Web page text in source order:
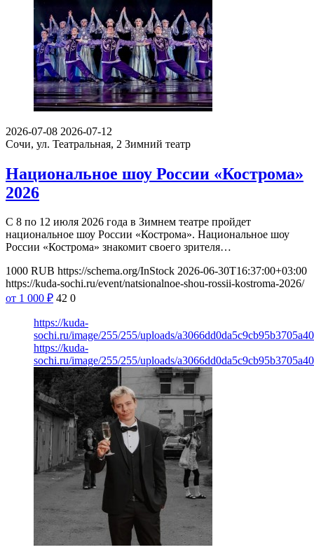
2026-07-08 2026-07-12
Сочи, ул. Театральная, 2 Зимний театр
Национальное шоу России «Кострома»
2026
С 8 по 12 июля 2026 года в Зимнем театре пройдет
национальное шоу России «Кострома». Национальное шоу
России «Кострома» знакомит своего зрителя…
1000 RUB https://schema.org/InStock 2026-06-30T16:37:00+03:00
https://kuda-sochi.ru/event/natsionalnoe-shou-rossii-kostroma-2026/
от 1 000 ₽ 42 0
https://kuda-
sochi.ru/image/255/255/uploads/
https://kuda-
sochi.ru/image/255/255/uploads/